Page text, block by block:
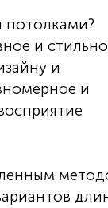
потолками?
и
и
и